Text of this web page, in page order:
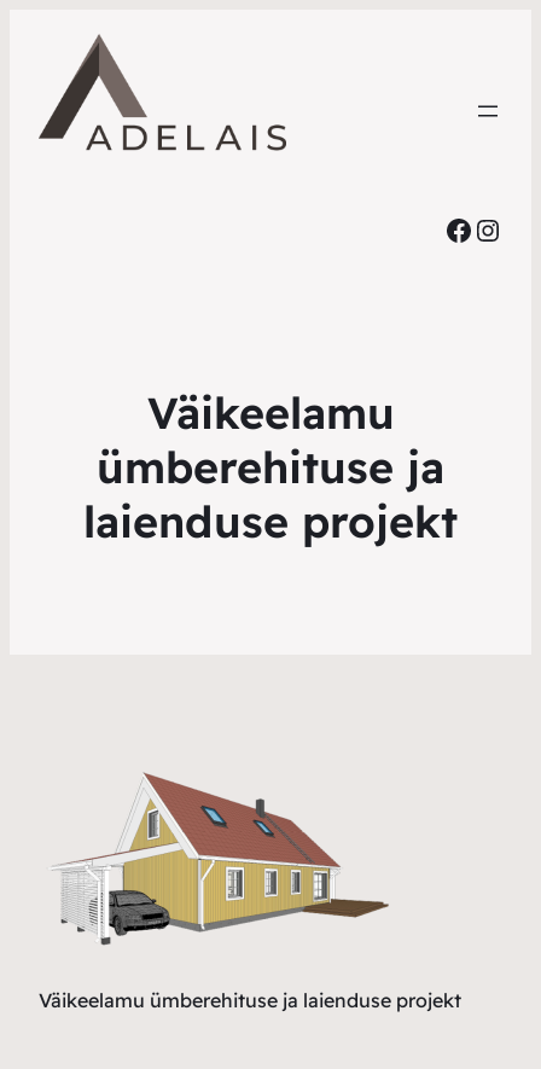
Väikeelamu
ümberehituse ja
laienduse projekt
Väikeelamu ümberehituse ja laienduse projekt